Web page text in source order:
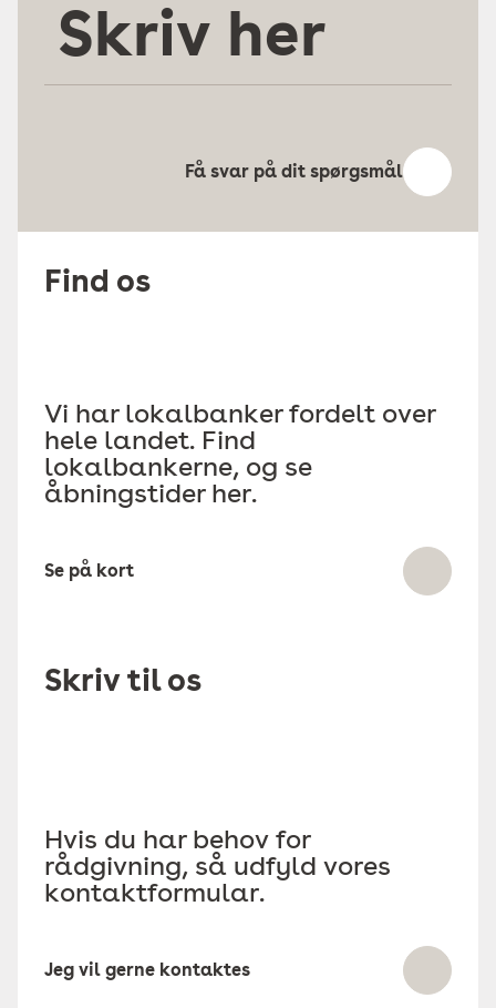
her
Få svar på dit spørgsmål
Find os
Vi har lokalbanker fordelt over
hele landet. Find
lokalbankerne, og se
åbningstider her.
Se på kort
Skriv til os
Hvis du har behov for
rådgivning, så udfyld vores
kontaktformular.
Jeg vil gerne kontaktes